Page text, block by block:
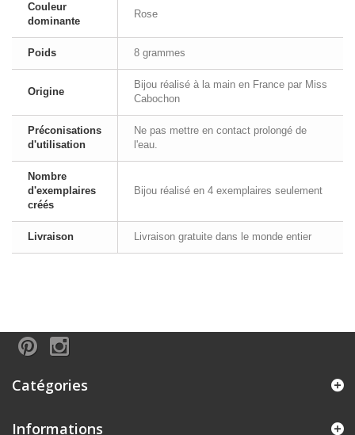
Couleur
dominante
Rose
Poids 8 grammes
Origine
Bijou réalisé à la main en France par Miss
Cabochon
Préconisations
d'utilisation
Ne pas mettre en contact prolongé de
l'eau.
Nombre
d'exemplaires
créés
Bijou réalisé en 4 exemplaires seulement
Livraison Livraison gratuite dans le monde entier
Catégories
Informations